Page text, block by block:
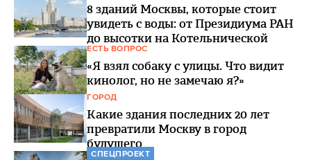
8 зданий Москвы, которые стоит
увидеть с воды: от Президиума РАН
до высотки на Котельнической
ЕСТЬ ВОПРОС
«Я взял собаку с улицы. Что видит
кинолог, но не замечаю я?»
ГОРОД
Какие здания последних 20 лет
превратили Москву в город
будущего
СПЕЦПРОЕКТ